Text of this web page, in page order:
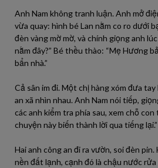
Anh Nam không tranh luận. Anh mở
vừa quay: hình bé Lan nằm co ro dưới
đèn vàng mờ mờ, và chính giọng anh
nằm đây?” Bé thều thào: “Mẹ Hương
bẩn nhà.”
Cả sân im đi. Một chị hàng xóm đưa
an xã nhìn nhau. Anh Nam nói tiếp,
các anh kiểm tra phía sau, xem chỗ
chuyện này biến thành lời qua tiếng lại.”
Hai anh công an đi ra vườn, soi đèn
nền đất lạnh, cạnh đó là chậu nước